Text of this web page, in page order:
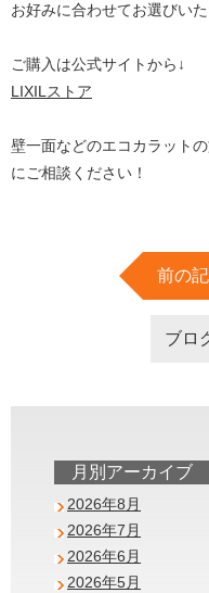
お好みに合わせてお選びいた
ご購入は公式サイトから↓
LIXILストア
壁一面などのエコカラット
にご相談ください！
前の
ブロ
月別アーカイブ
2026年8月
2026年7月
2026年6月
2026年5月